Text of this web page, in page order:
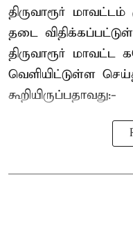
திருவாரூர்
தடை
திருவாரூர்
வெளியிட்டுள்ள
கூறியிருப்பதாவது:-